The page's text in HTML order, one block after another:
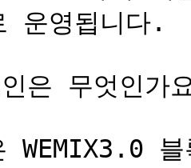
운영됩니다.
은 무엇인가
WEMIX3.0